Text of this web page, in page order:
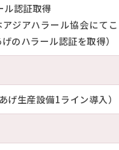
ル認証取得
アジアハラール協会にて
のハラール認証を取得）
げ生産設備1ライン導入）